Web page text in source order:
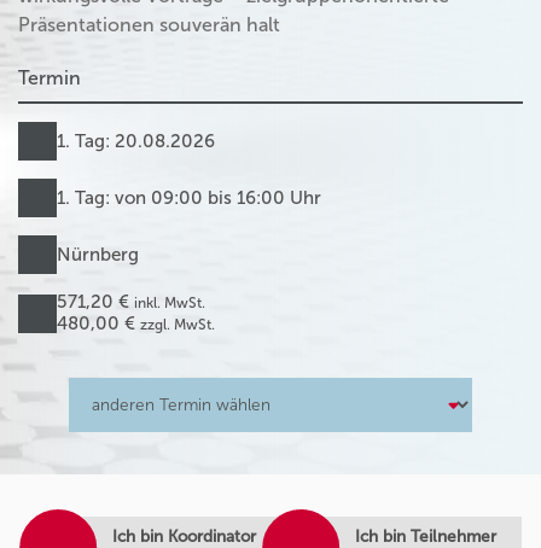
Präsentationen souverän halt
Termin
1. Tag: 20.08.2026
1. Tag: von 09:00 bis 16:00 Uhr
Nürnberg
571,20 € inkl. MwSt.
480,00 € zzgl. MwSt.
Ich bin Koordinator Ich bin Teilnehmer